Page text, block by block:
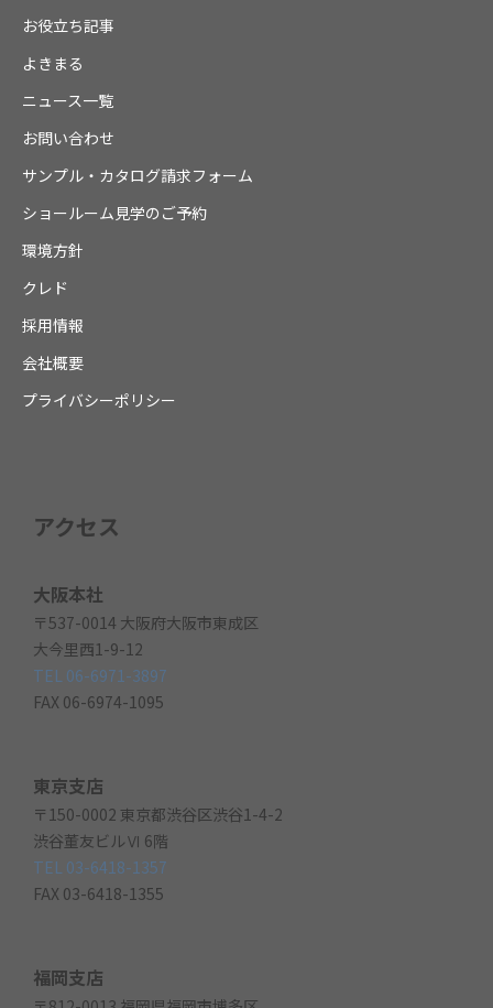
お役立ち記事
よきまる
ニュース一覧
お問い合わせ
サンプル・カタログ請求フォーム
ショールーム見学のご予約
環境方針
クレド
採用情報
会社概要
プライバシーポリシー
アクセス
大阪本社
〒537-0014 大阪府大阪市東成区
大今里西1-9-12
TEL 06-6971-3897
FAX 06-6974-1095
東京支店
〒150-0002 東京都渋谷区渋谷1-4-2
渋谷董友ビルⅥ 6階
TEL 03-6418-1357
FAX 03-6418-1355
福岡支店